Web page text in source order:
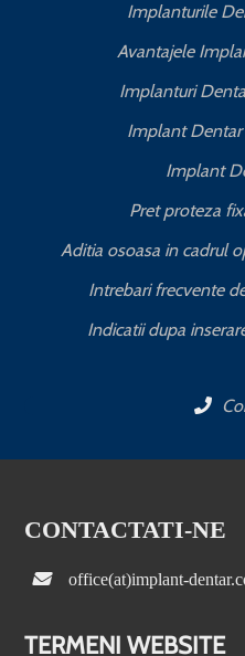
Implanturile
Avantajele
Implanturi
Implant
Implant
Pret proteza
Aditia osoasa in cadrul
Intrebari frecvente
Indicatii dupa
CONTACTATI-NE
office(at)implant-
TERMENI WEBSITE